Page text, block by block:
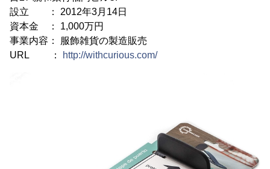
設立 ： 2012年3月14日
資本金 ： 1,000万円
事業内容： 服飾雑貨の製造販売
URL ：
http://withcurious.com/